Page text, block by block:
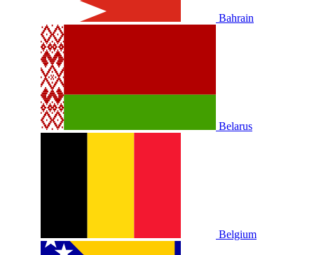
Bahrain
Belarus
Belgium